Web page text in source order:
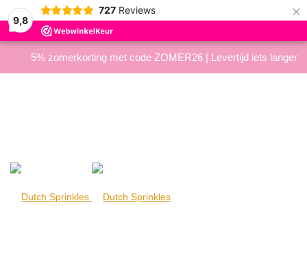
9,8
727 Reviews ×
5% zomerkorting met code ZOMER26 | Levertijd iets langer